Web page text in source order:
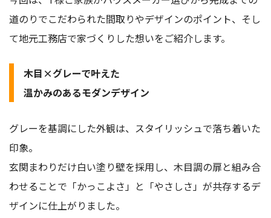
道のりでこだわられた間取りやデザインのポイント、そし
て地元工務店で家づくりした想いをご紹介します。
木目×グレーで叶えた
温かみのあるモダンデザイン
グレーを基調にした外観は、スタイリッシュで落ち着いた
印象。
玄関まわりだけ白い塗り壁を採用し、木目調の扉と組み合
わせることで「かっこよさ」と「やさしさ」が共存するデ
ザインに仕上がりました。